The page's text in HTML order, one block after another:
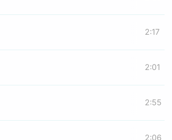
2:17
2:01
2:55
2:06